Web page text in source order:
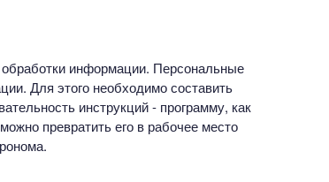
информации. Персональные
Для этого необходимо составить
инструкций - программу, как
превратить его в рабочее место